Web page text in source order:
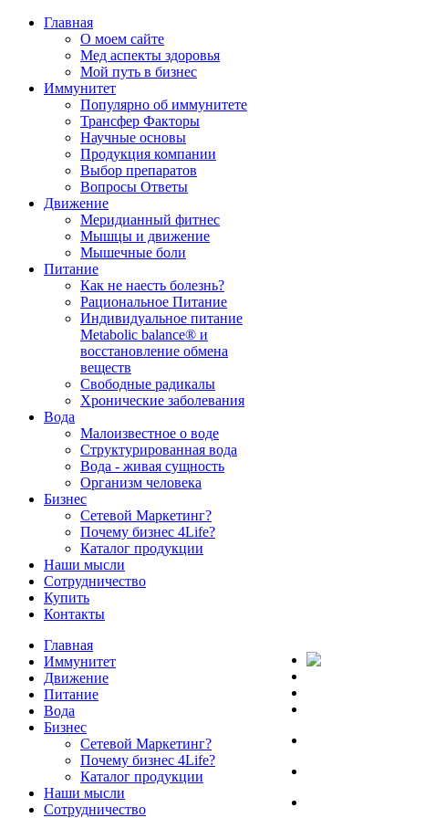
Главная
О моем сайте
Мед аспекты здоровья
Мой путь в бизнес
Иммунитет
Популярно об иммунитете
Трансфер Факторы
Научные основы
Продукция компании
Выбор препаратов
Вопросы Ответы
Движение
Меридианный фитнес
Мышцы и движение
Мышечные боли
Питание
Как не наесть болезнь?
Рациональное Питание
Индивидуальное питание
Metabolic balance® и
восстановление обмена
веществ
Свободные радикалы
Хронические заболевания
Вода
Малоизвестное о воде
Структурированная вода
Вода - живая сущность
Организм человека
Бизнес
Сетевой Маркетинг?
Почему бизнес 4Life?
Каталог продукции
Наши мысли
Сотрудничество
Купить
Контакты
Главная
Иммунитет
Движение
Питание
Вода
Бизнес
Сетевой Маркетинг?
Почему бизнес 4Life?
Каталог продукции
Наши мысли
Сотрудничество